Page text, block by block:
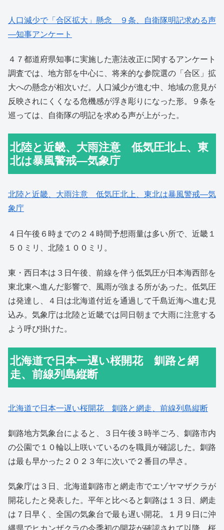
人口減少で「合区拡大」懸念 ９条、自衛隊明記求める声
―知事アンケート
４７都道府県知事に実施した憲法改正に関するアンケート
調査では、地方部を中心に、将来的な参院選の「合区」拡
大への懸念が相次いだ。人口減少が進む中、地域の意見が
反映されにくくなる危機感が浮き彫りになった形。９条を
巡っては、自衛隊の明記を求める声が上がった。
北陸と近畿、大雨注意 低気圧北上、東
北は暴風警戒―気象庁
北陸と近畿、大雨注意 低気圧北上、東北は暴風警戒―気
象庁
４日午後６時までの２４時間予想雨量は多い所で、近畿１
５０ミリ、北陸１００ミリ。
東・西日本は３日午後、前線を伴う低気圧が日本海西部を
東北東へ進んだ影響で、風雨が強まる所があった。低気圧
は発達し、４日は北海道付近を通過して千島近海へ進む見
込み。気象庁は北陸と近畿では同日朝まで大雨に注意する
よう呼び掛けた。
北海道で日本一遅い桜開花 釧路と網
走、前線列島縦断
北海道で日本一遅い桜開花 釧路と網走、前線列島縦断
釧路地方気象台によると、３日午後３時半ごろ、釧路市内
の公園で１０輪以上咲いているのを職員が確認した。釧路
は最も早かった２０２３年に次いで２番目の早さ。
気象庁は３日、北海道釧路市と網走市でエゾヤマザクラが
開花したと発表した。平年と比べると釧路は１３日、網走
は７日早く、全国の気象台で最も遅い開花。１月９日に沖